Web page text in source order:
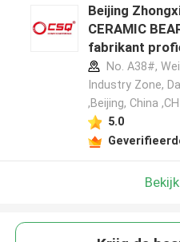
Beijing
CERAMIC
fabrikant
No. A38#,
Industry Zone,
,Beijing, China
5.0